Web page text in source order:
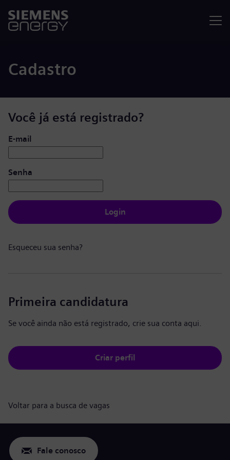
Cadastro
Você já está registrado?
Login: usuário e senha
E-mail
Senha
Login
Esqueceu sua senha?
Primeira candidatura
Se você ainda não está registrado, crie sua conta aqui.
Criar perfil
Voltar para a busca de vagas
Fale conosco